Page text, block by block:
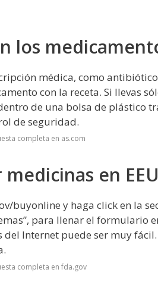
los
médica, como
con la receta. Si llevas
de una bolsa de plástico
de seguridad.
completa en as.com
en
buyonline y haga click en la
para llenar el formulario
del Internet puede ser muy
completa en fda.gov